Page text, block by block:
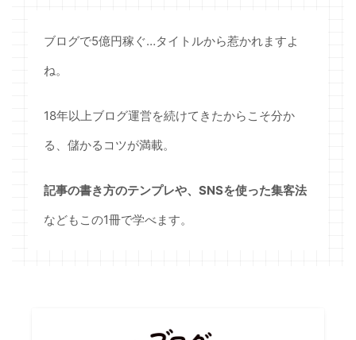
ブログで5億円稼ぐ…タイトルから惹かれますよ
ね。
18年以上ブログ運営を続けてきたからこそ分か
る、儲かるコツが満載。
記事の書き方のテンプレや、SNSを使った集客法
などもこの1冊で学べます。